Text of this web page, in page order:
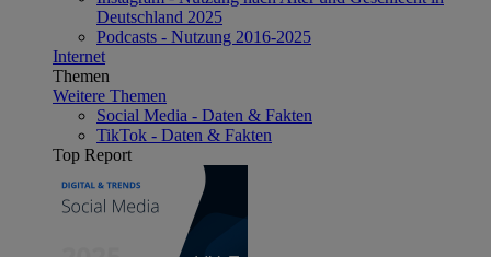
Deutschland 2025
Podcasts - Nutzung 2016-2025
Internet
Themen
Weitere Themen
Social Media - Daten & Fakten
TikTok - Daten & Fakten
Top Report